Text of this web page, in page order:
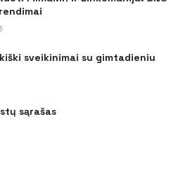
sveikinimai su gimtadieniu
sąrašas